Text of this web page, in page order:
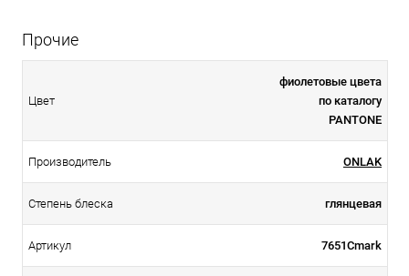
Прочие
Цвет
фиолетовые цвета
по каталогу
PANTONE
Производитель ONLAK
Степень блеска глянцевая
Артикул 7651Cmark